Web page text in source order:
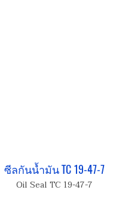
ซีลกันน้ำมัน TC 19-47-7
Oil Seal TC 19-47-7